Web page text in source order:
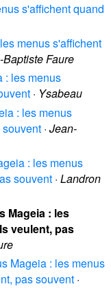
s'affichent quand
menus s'affichent
Baptiste Faure
: les menus
· Ysabeau
: les menus
· Jean-
: les menus
souvent · Landron
Mageia : les
veulent, pas
Mageia : les menus
pas souvent ·